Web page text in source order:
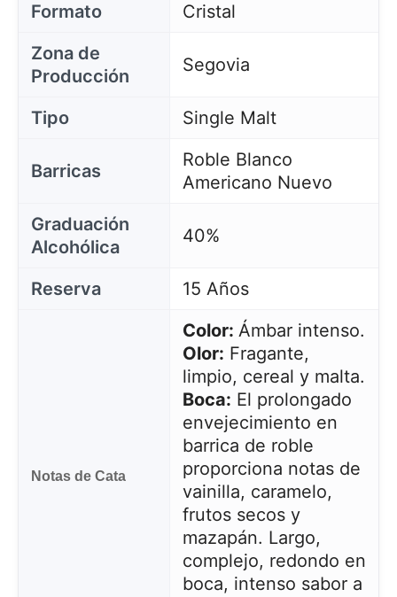
Formato
Cristal
Zona de
Producción
Segovia
Tipo Single Malt
Barricas
Roble Blanco
Americano Nuevo
Graduación
Alcohólica
40%
Reserva 15 Años
Notas de Cata
Color: Ámbar intenso.
Olor: Fragante,
limpio, cereal y malta.
Boca: El prolongado
envejecimiento en
barrica de roble
proporciona notas de
vainilla, caramelo,
frutos secos y
mazapán. Largo,
complejo, redondo en
boca, intenso sabor a